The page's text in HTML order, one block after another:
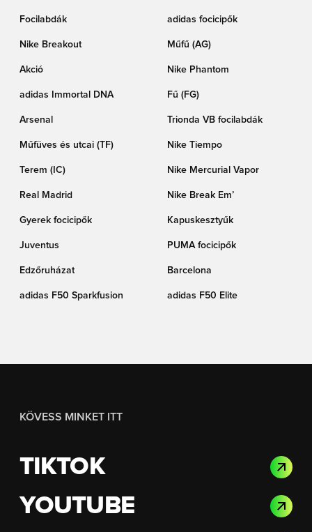
Focilabdák adidas focicipők
Nike Breakout Műfű (AG)
Akció Nike Phantom
adidas Immortal DNA Fű (FG)
Arsenal Trionda VB focilabdák
Műfüves és utcai (TF) Nike Tiempo
Terem (IC) Nike Mercurial Vapor
Real Madrid Nike Break Em’
Gyerek focicipők Kapuskesztyűk
Juventus PUMA focicipők
Edzőruházat Barcelona
adidas F50 Sparkfusion adidas F50 Elite
KÖVESS MINKET ITT
TIKTOK
YOUTUBE